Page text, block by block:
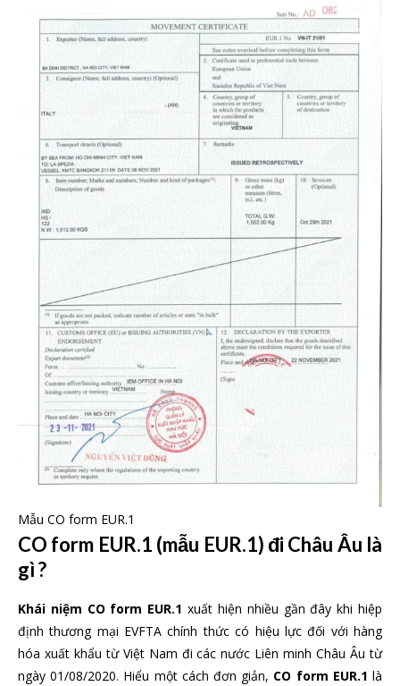
Mẫu CO form EUR.1
CO form EUR.1 (mẫu EUR.1) đi Châu Âu là
gì ?
Khái niệm CO form EUR.1 xuất hiện nhiều gần đây khi hiệp
định thương mại EVFTA chính thức có hiệu lực đối với hàng
hóa xuất khẩu từ Việt Nam đi các nước Liên minh Châu Âu từ
ngày 01/08/2020. Hiểu một cách đơn giản, CO form EUR.1 là